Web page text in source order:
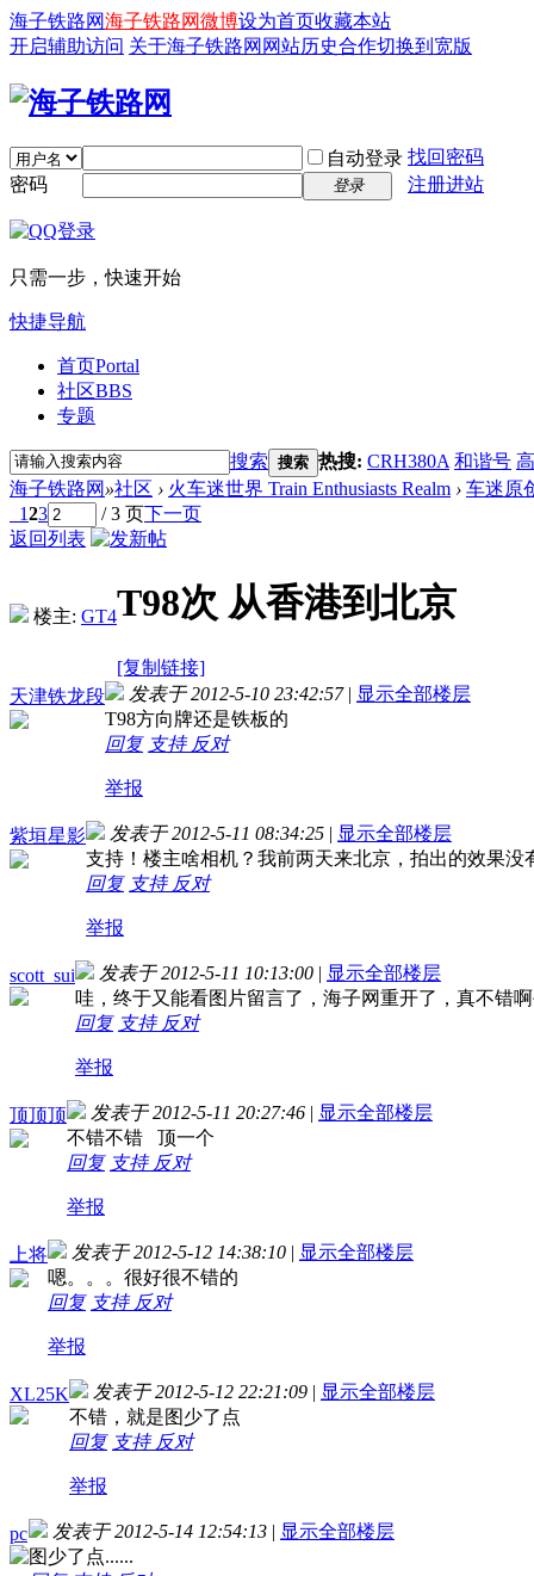
海子铁路网海子铁路网微博设为首页收藏本站
开启辅助访问 关于海子铁路网 网站历史合作切换到宽版
自动登录 找回密码
密码
登录 注册进站
只需一步，快速开始
快捷导航
首页Portal
社区BBS
专题
搜索 搜索 热搜: CRH380A 和谐号
海子铁路网 »社区 › 火车迷世界 Train Enthusiasts Realm › 车迷原
123 / 3 页下一页
返回列表
楼主: GT4T98次 从香港到北京
[复制链接]
天津铁龙段
发表于 2012-5-10 23:42:57 | 显示全部楼层
T98方向牌还是铁板的
回复 支持 反对
举报
紫垣星影 发表于 2012-5-11 08:34:25 | 显示全部楼层
支持！楼主啥相机？我前两天来北京，拍出的效果没
回复 支持 反对
举报
scott_sui 发表于 2012-5-11 10:13:00 | 显示全部楼层
哇，终于又能看图片留言了，海子网重开了，真不错
回复 支持 反对
举报
顶顶顶 发表于 2012-5-11 20:27:46 | 显示全部楼层
不错不错 顶一个
回复 支持 反对
举报
上将 发表于 2012-5-12 14:38:10 | 显示全部楼层
嗯。。。很好很不错的
回复 支持 反对
举报
XL25K 发表于 2012-5-12 22:21:09 | 显示全部楼层
不错，就是图少了点
回复 支持 反对
举报
pc 发表于 2012-5-14 12:54:13 | 显示全部楼层
图少了点......